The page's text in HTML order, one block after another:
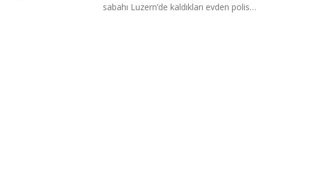
sabahı Luzern’de kaldıkları evden polis…